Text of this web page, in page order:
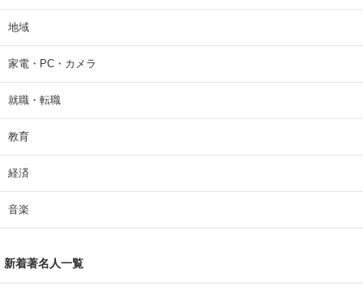
地域
家電・PC・カメラ
就職・転職
教育
経済
音楽
新着著名人一覧